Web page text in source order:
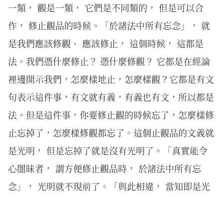
一類， 觀是一類， 它們是不同類的， 但是可以合
作， 修止觀品的時候。「於諸法中所有忘念」， 就
是我們應該修觀、 應該修止， 這個時候， 這都是
法。我們憑什麼修止？ 憑什麼修觀？ 它都是在經論
裡邊開示我們，怎麼樣地止，怎麼樣觀？它都是有文
句表示這件事，有文就有義，有義也有文，所以都是
法。但是這件事，你要修止觀的時候忘了，怎麼樣修
止忘掉了，怎麼樣修觀都忘了。這個止觀品的文義就
是光明， 但是忘掉了就是沒有光明了。「真實能令
心闇昧者， 謂方便修止觀品時， 於諸法中所有忘
念」， 光明就不現前了。「與此相違， 當知即是光